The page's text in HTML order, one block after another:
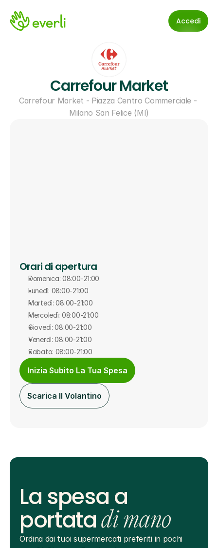
Accedi
Carrefour Market
Carrefour Market - Piazza Centro Commerciale -
Milano San Felice (MI)
Orari di apertura
Domenica: 08:00-21:00
Lunedì: 08:00-21:00
Martedì: 08:00-21:00
Mercoledì: 08:00-21:00
Giovedì: 08:00-21:00
Venerdì: 08:00-21:00
Sabato: 08:00-21:00
Inizia Subito La Tua Spesa
Scarica Il Volantino
La spesa a
portatadi mano
Ordina dai tuoi supermercati preferiti in pochi